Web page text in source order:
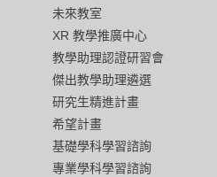
未來教室
XR 教學推廣中心
教學助理認證研習會
傑出教學助理遴選
研究生精進計畫
希望計畫
基礎學科學習諮詢
專業學科學習諮詢